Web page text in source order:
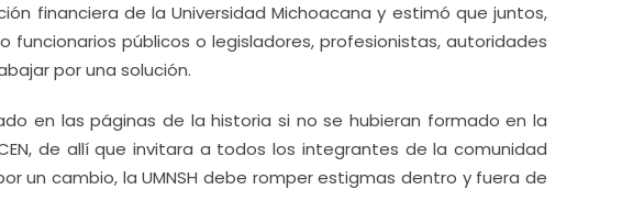
financiera de la Universidad Michoacana y estimó que juntos,
públicos o legisladores, profesionistas, autoridades
por una solución.
en las páginas de la historia si no se hubieran formado en la
de allí que invitara a todos los integrantes de la comunidad
un cambio, la UMNSH debe romper estigmas dentro y fuera de